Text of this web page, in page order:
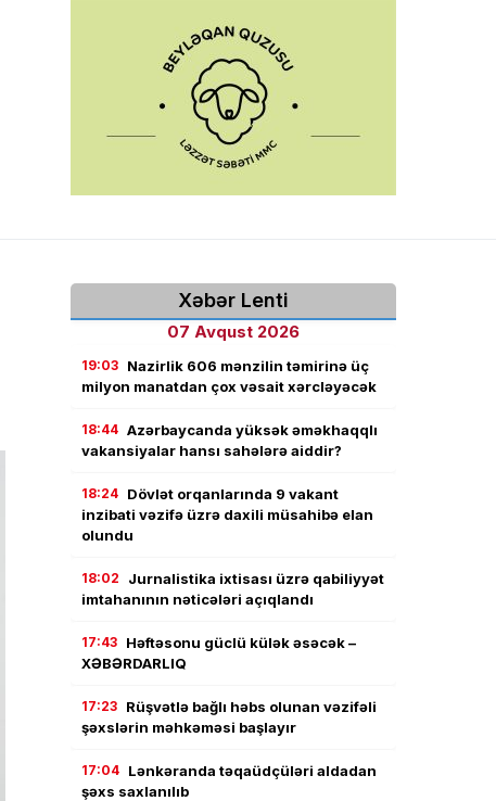
Xəbər Lenti
07 Avqust 2026
19:03 Nazirlik 606 mənzilin təmirinə üç
milyon manatdan çox vəsait xərcləyəcək
18:44 Azərbaycanda yüksək əməkhaqqlı
vakansiyalar hansı sahələrə aiddir?
18:24 Dövlət orqanlarında 9 vakant
inzibati vəzifə üzrə daxili müsahibə elan
olundu
18:02
Jurnalistika ixtisası üzrə qabiliyyət
imtahanının nəticələri açıqlandı
17:43 Həftəsonu güclü külək əsəcək –
XƏBƏRDARLIQ
17:23 Rüşvətlə bağlı həbs olunan vəzifəli
şəxslərin məhkəməsi başlayır
17:04 Lənkəranda təqaüdçüləri aldadan
şəxs saxlanılıb